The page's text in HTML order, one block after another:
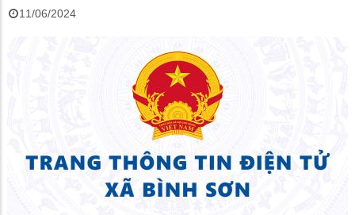
11/06/2024